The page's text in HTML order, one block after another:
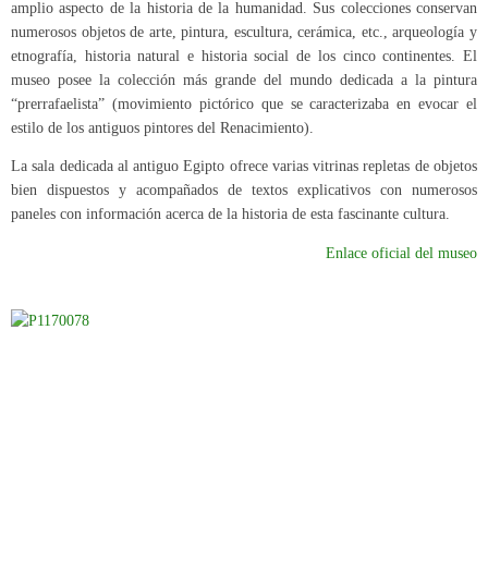
amplio aspecto de la historia de la humanidad. Sus colecciones conservan
numerosos objetos de arte, pintura, escultura, cerámica, etc., arqueología y
etnografía, historia natural e historia social de los cinco continentes. El
museo posee la colección más grande del mundo dedicada a la pintura
“prerrafaelista” (movimiento pictórico que se caracterizaba en evocar el
estilo de los antiguos pintores del Renacimiento).
La sala dedicada al antiguo Egipto ofrece varias vitrinas repletas de objetos
bien dispuestos y acompañados de textos explicativos con numerosos
paneles con información acerca de la historia de esta fascinante cultura.
Enlace oficial del museo